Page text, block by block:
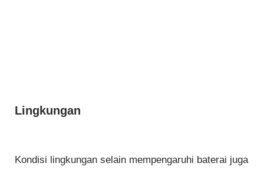
Lingkungan
Kondisi lingkungan selain mempengaruhi baterai juga